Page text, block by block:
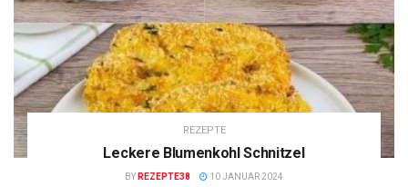
REZEPTE
Leckere Blumenkohl Schnitzel
BY REZEPTE38 10 JANUAR 2024